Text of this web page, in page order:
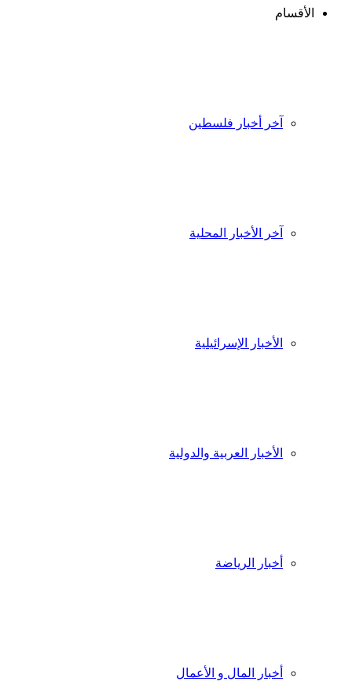
الأقسام
آخر أخبار فلسطين
آخر الأخبار المحلية
الأخبار الإسرائيلية
الأخبار العربية والدولية
أخبار الرياضة
أخبار المال و الأعمال